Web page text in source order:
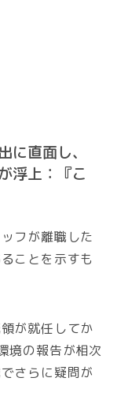
直面し、
浮上：『こ
フが離職した
ことを示すも
が就任してか
境の報告が相次
さらに疑問が